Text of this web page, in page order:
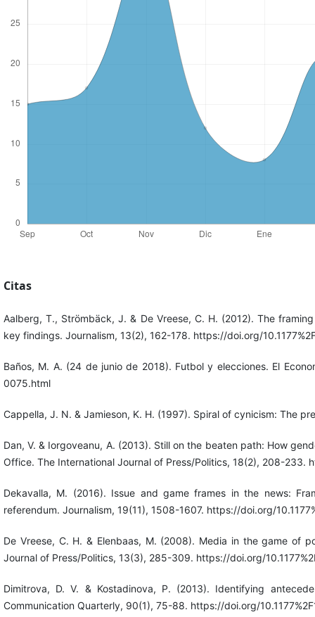
Citas
Aalberg, T., Strömbäck, J. & De Vreese, C. H. (2012). The
key findings. Journalism, 13(2), 162-178. https://doi.org/
Baños, M. A. (24 de junio de 2018). Futbol y elecciones. El
0075.html
Cappella, J. N. & Jamieson, K. H. (1997). Spiral of cynicism: The
Dan, V. & Iorgoveanu, A. (2013). Still on the beaten path: How
Office. The International Journal of Press/Politics, 18(2), 208-233.
Dekavalla, M. (2016). Issue and game frames in the news:
referendum. Journalism, 19(11), 1508-1607. https://doi.org/
De Vreese, C. H. & Elenbaas, M. (2008). Media in the game of
Journal of Press/Politics, 13(3), 285-309. https://doi.org/
Dimitrova, D. V. & Kostadinova, P. (2013). Identifying
Communication Quarterly, 90(1), 75-88. https://doi.org/